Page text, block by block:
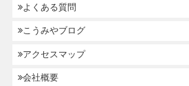
よくある質問
こうみやブログ
アクセスマップ
会社概要